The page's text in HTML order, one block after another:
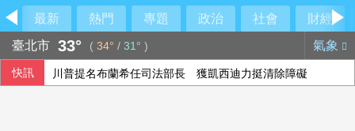
最新 熱門 專題 政治 社會
財經
臺北市 33° ( 34° / 31° ) 氣象
快訊 川普提名布蘭希任司法部長 獲凱西迪力挺清除障礙